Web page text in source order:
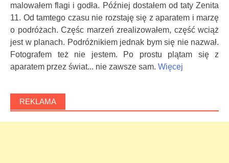
malowałem flagi i godła. Później dostałem od taty Zenita
11. Od tamtego czasu nie rozstaję się z aparatem i marzę
o podróżach. Częśc marzeń zrealizowałem, część wciąż
jest w planach. Podróżnikiem jednak bym się nie nazwał.
Fotografem też nie jestem. Po prostu plątam się z
aparatem przez świat... nie zawsze sam. Więcej
REKLAMA